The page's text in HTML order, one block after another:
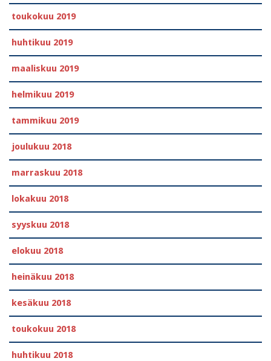
toukokuu 2019
huhtikuu 2019
maaliskuu 2019
helmikuu 2019
tammikuu 2019
joulukuu 2018
marraskuu 2018
lokakuu 2018
syyskuu 2018
elokuu 2018
heinäkuu 2018
kesäkuu 2018
toukokuu 2018
huhtikuu 2018